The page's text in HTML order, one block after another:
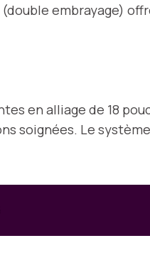
embrayage)
en alliage de 18
soignées. Le